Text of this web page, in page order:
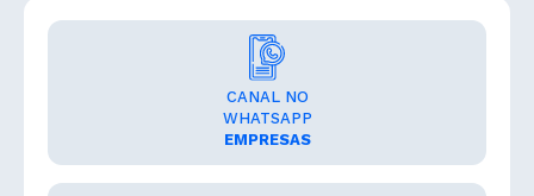
CANAL NO
WHATSAPP
EMPRESAS